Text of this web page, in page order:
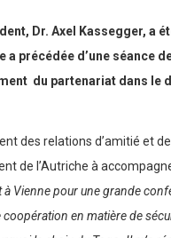
Dr. Axel Kassegger, a
précédée d’une séance
du partenariat dans le
des relations d’amitié et
de l’Autriche à
Vienne pour une grande
en matière de